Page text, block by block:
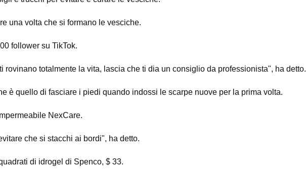
una volta che si formano le vesciche.
follower su TikTok.
totalmente la vita, lascia che ti dia un consiglio da professionista", ha detto.
è quello di fasciare i piedi quando indossi le scarpe nuove per la prima volta.
NexCare.
che si stacchi ai bordi", ha detto.
di idrogel di Spenco, $ 33.